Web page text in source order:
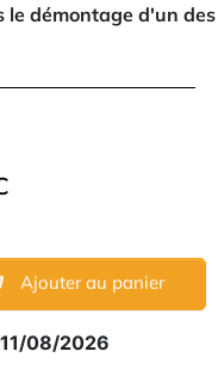
le démontage d'un
Ajouter au panier
08/2026